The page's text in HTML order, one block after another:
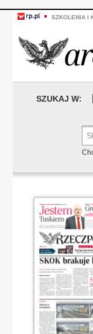
SZKOLENIA I
SZUKAJ W: